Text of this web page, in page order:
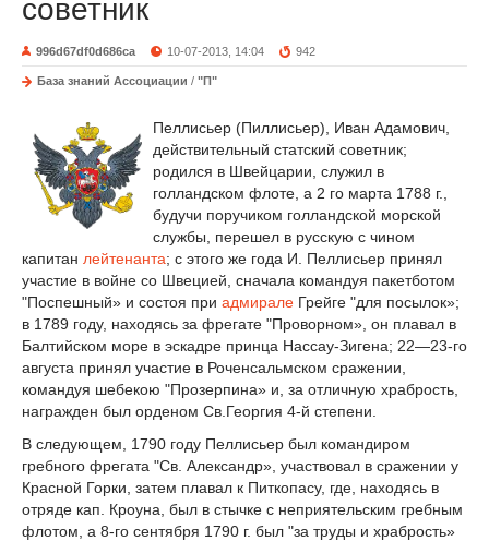
советник
996d67df0d686ca 10-07-2013, 14:04 942
База знаний Ассоциации / "П"
Пеллисьер (Пиллисьер), Иван Адамович,
действительный статский советник;
родился в Швейцарии, служил в
голландском флоте, а 2 го марта 1788 г.,
будучи поручиком голландской морской
службы, перешел в русскую с чином
капитан лейтенанта; с этого же года И. Пеллисьер принял
участие в войне со Швецией, сначала командуя пакетботом
"Поспешный» и состоя при адмирале Грейге "для посылок»;
в 1789 году, находясь за фрегате "Проворном», он плавал в
Балтийском море в эскадре принца Нассау-Зигена; 22—23-го
августа принял участие в Роченсальмском сражении,
командуя шебекою "Прозерпина» и, за отличную храбрость,
награжден был орденом Св.Георгия 4-й степени.
В следующем, 1790 году Пеллисьер был командиром
гребного фрегата "Св. Александр», участвовал в сражении у
Красной Горки, затем плавал к Питкопасу, где, находясь в
отряде кап. Кроуна, был в стычке с неприятельским гребным
флотом, а 8-го сентября 1790 г. был "за труды и храбрость»